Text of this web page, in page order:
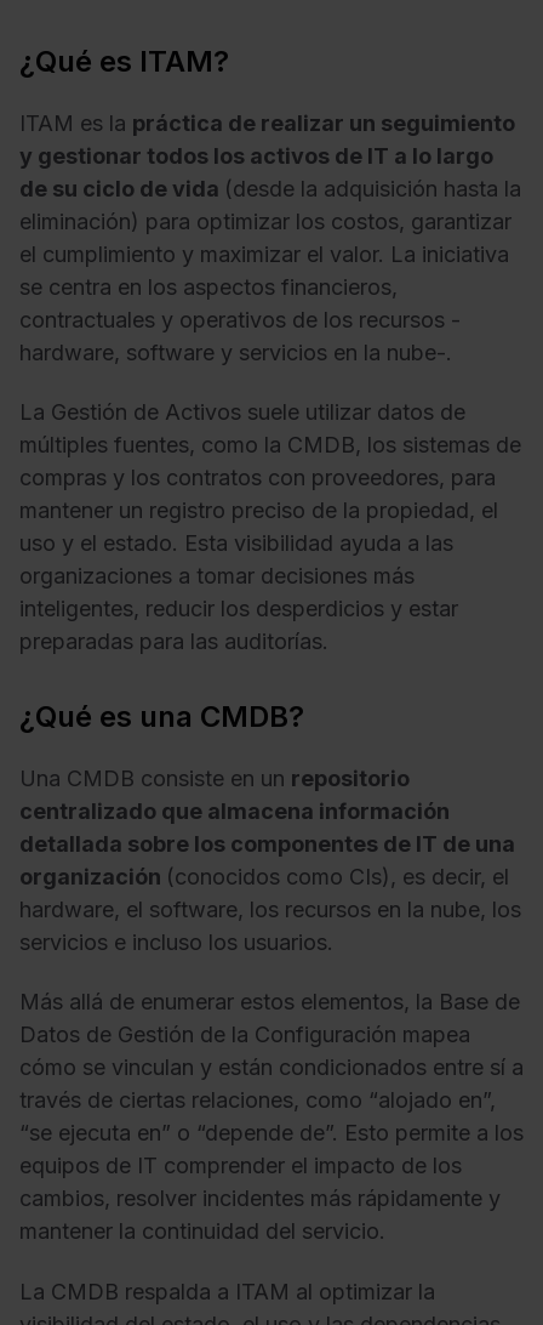
¿Qué es ITAM?
ITAM es la práctica de realizar un seguimiento
y gestionar todos los activos de IT a lo largo
de su ciclo de vida (desde la adquisición hasta la
eliminación) para optimizar los costos, garantizar
el cumplimiento y maximizar el valor. La iniciativa
se centra en los aspectos financieros,
contractuales y operativos de los recursos -
hardware, software y servicios en la nube-.
La Gestión de Activos suele utilizar datos de
múltiples fuentes, como la CMDB, los sistemas de
compras y los contratos con proveedores, para
mantener un registro preciso de la propiedad, el
uso y el estado. Esta visibilidad ayuda a las
organizaciones a tomar decisiones más
inteligentes, reducir los desperdicios y estar
preparadas para las auditorías.
¿Qué es una CMDB?
Una CMDB consiste en un repositorio
centralizado que almacena información
detallada sobre los componentes de IT de una
organización (conocidos como CIs), es decir, el
hardware, el software, los recursos en la nube, los
servicios e incluso los usuarios.
Más allá de enumerar estos elementos, la Base de
Datos de Gestión de la Configuración mapea
cómo se vinculan y están condicionados entre sí a
través de ciertas relaciones, como “alojado en”,
“se ejecuta en” o “depende de”. Esto permite a los
equipos de IT comprender el impacto de los
cambios, resolver incidentes más rápidamente y
mantener la continuidad del servicio.
La CMDB respalda a ITAM al optimizar la